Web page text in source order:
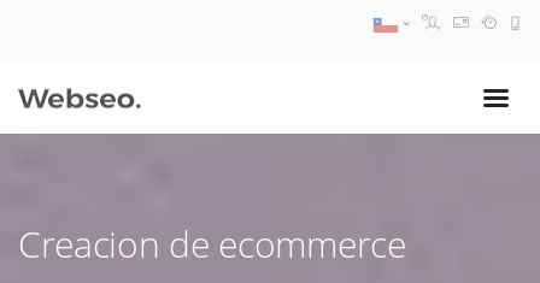
Creacion de ecommerce
09:30 AM A 18:30 PM